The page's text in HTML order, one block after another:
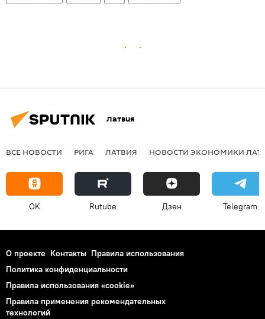
Латвия
ВСЕ НОВОСТИ РИГА ЛАТВИЯ НОВОСТИ ЭКОНОМИКИ
OK Rutube Дзен Telegram
О проекте Контакты Правила использования
Политика конфиденциальности
Правила использования «cookie»
Правила применения рекомендательных
технологий